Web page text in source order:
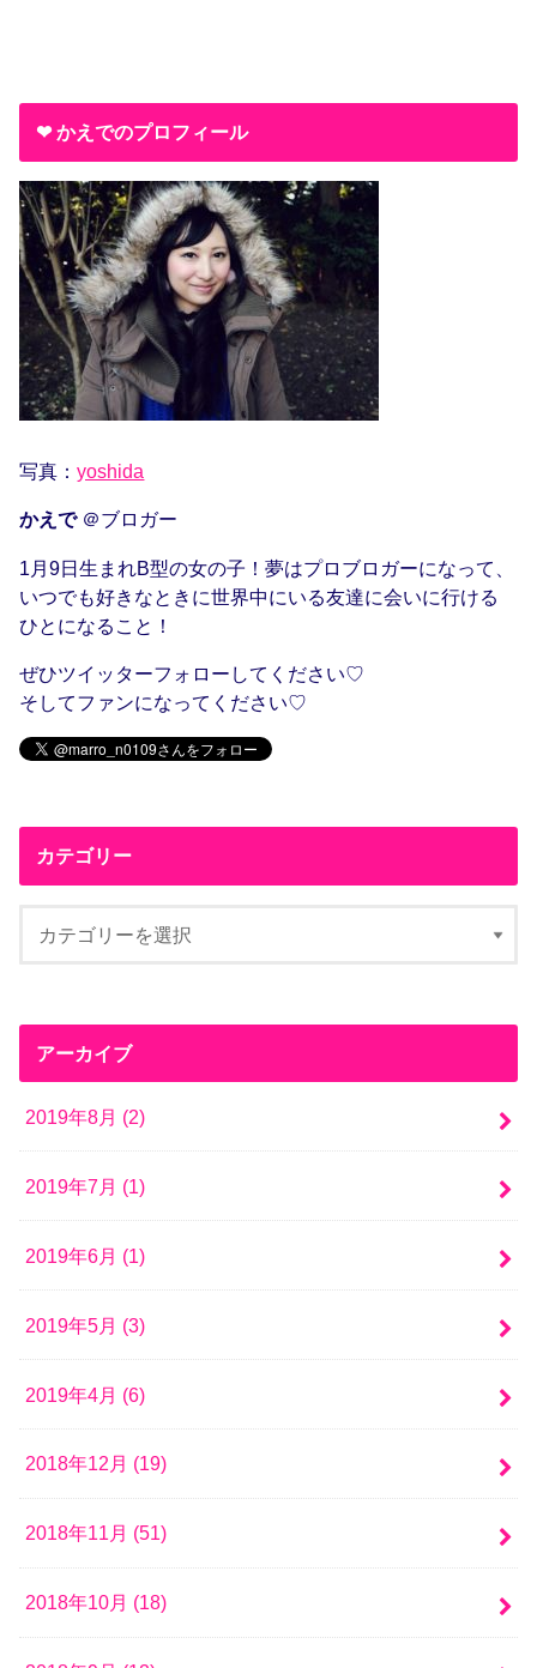
❤︎ かえでのプロフィール
写真：yoshida
かえで＠ブロガー
1月9日生まれB型の女の子！夢はプロブロガーになって、
いつでも好きなときに世界中にいる友達に会いに行ける
ひとになること！
ぜひツイッターフォローしてください♡
そしてファンになってください♡
カテゴリー
アーカイブ
2019年8月 (2)
2019年7月 (1)
2019年6月 (1)
2019年5月 (3)
2019年4月 (6)
2018年12月 (19)
2018年11月 (51)
2018年10月 (18)